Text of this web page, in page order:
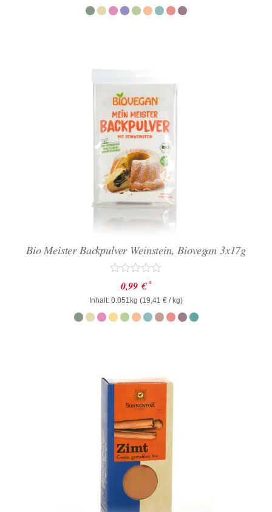
Bio Meister Backpulver Weinstein, Biovegan 3x17g
Bewertet
mit
0
von
5
0,99 € *
Inhalt: 0.051kg (19,41 € / kg)